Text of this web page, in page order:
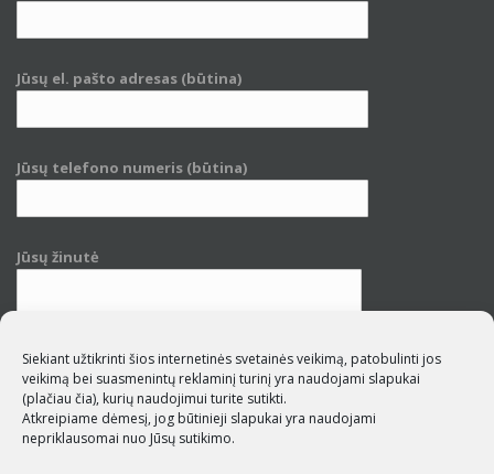
Siekiant užtikrinti šios internetinės svetainės veikimą, patobulinti jos
veikimą bei suasmenintų reklaminį turinį yra naudojami slapukai
(plačiau čia), kurių naudojimui turite sutikti.
Atkreipiame dėmesį, jog būtinieji slapukai yra naudojami
nepriklausomai nuo Jūsų sutikimo.
Jūsų el. pašto adresas (būtina)
Jūsų telefono numeris (būtina)
Jūsų žinutė
Suprivatumo politikasusipažinau